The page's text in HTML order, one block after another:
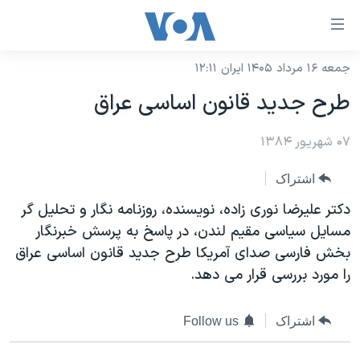
لینکهای
دسترسی
جهش
محتوای
جهش
به
صفحه
اصلی
جهش
جستجو
نسخه سبک وب‌سایت
موضوع ها
ایران
آمریکا
جهان
ورزشی
ویژه برنامه‌ها
ویدیوها
برنامه های تلویزیونی
جدول برنامه ها
صفحه‌های ویژه
جام جهانی ۲۰۲۶
۲۵۰سالگی آمریکا
بایگانی برنامه‌های تلویزیونی
فرکانس‌های صدای آمریکا
پخش رادیویی
یادگیری زبان انگلیسی
جمعه ۱۶ مرداد ۱۴۰۵ ایران ۱۲:۱۱
طرح جديد قانون اساسی عراق
۰۷ شهریور ۱۳۸۴
اشتراک
دکتر عليرضا نوری زاده، نويسنده، روزنامه نگار و تحليل گر
مسايل سياسی مقيم لندن، در پاسخ به پرسش خبرنگار
بخش فارسی صدای آمريکا طرح جديد قانون اساسی عراق
را مورد بررسی قرار می دهد.
اشتراک Follow us